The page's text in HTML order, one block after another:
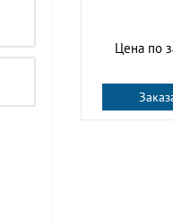
Цена по